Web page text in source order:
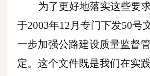
为了更好地落实这些要
于2003年12月专门下发50号
一步加强公路建设质量监督
定。这个文件既是我们在实